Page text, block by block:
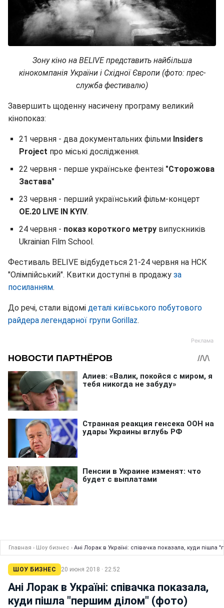
Зону кіно на BELIVE представить найбільша
кінокомпанія України і Східної Європи (фото: прес-
служба фестивалю)
Завершить щоденну насичену програму великий
кінопоказ:
21 червня - два документальних фільми Insiders
Project про міські дослідження.
22 червня - перше українське фентезі "Сторожова
Застава"
23 червня - перший український фільм-концерт
OE.20 LIVE IN KYIV.
24 червня - показ короткого метру випускників
Ukrainian Film School.
Фестиваль BELIVE відбудеться 21-24 червня на НСК
"Олімпійський". Квитки доступні в продажу за
посиланням.
До речі, стали відомі деталі київського побутового
райдера легендарної групи Gorillaz.
Главная › Шоу бизнес › Ані Лорак в Україні: співачка показала, куди пішла
ШОУ БИЗНЕС 20 июня 2018 · 22:52
Ані Лорак в Україні: співачка показала,
куди пішла "першим ділом" (фото)